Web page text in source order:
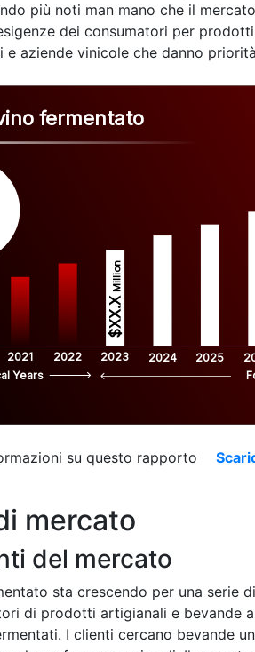
più noti man mano che il
dei consumatori per
aziende vinicole che danno
fermentato
2021 2022 2023 2024 2025
$XX.X
Million
Years
su questo rapporto
mercato
del mercato
sta crescendo per una serie
di prodotti artigianali e bevande
I clienti cercano bevande